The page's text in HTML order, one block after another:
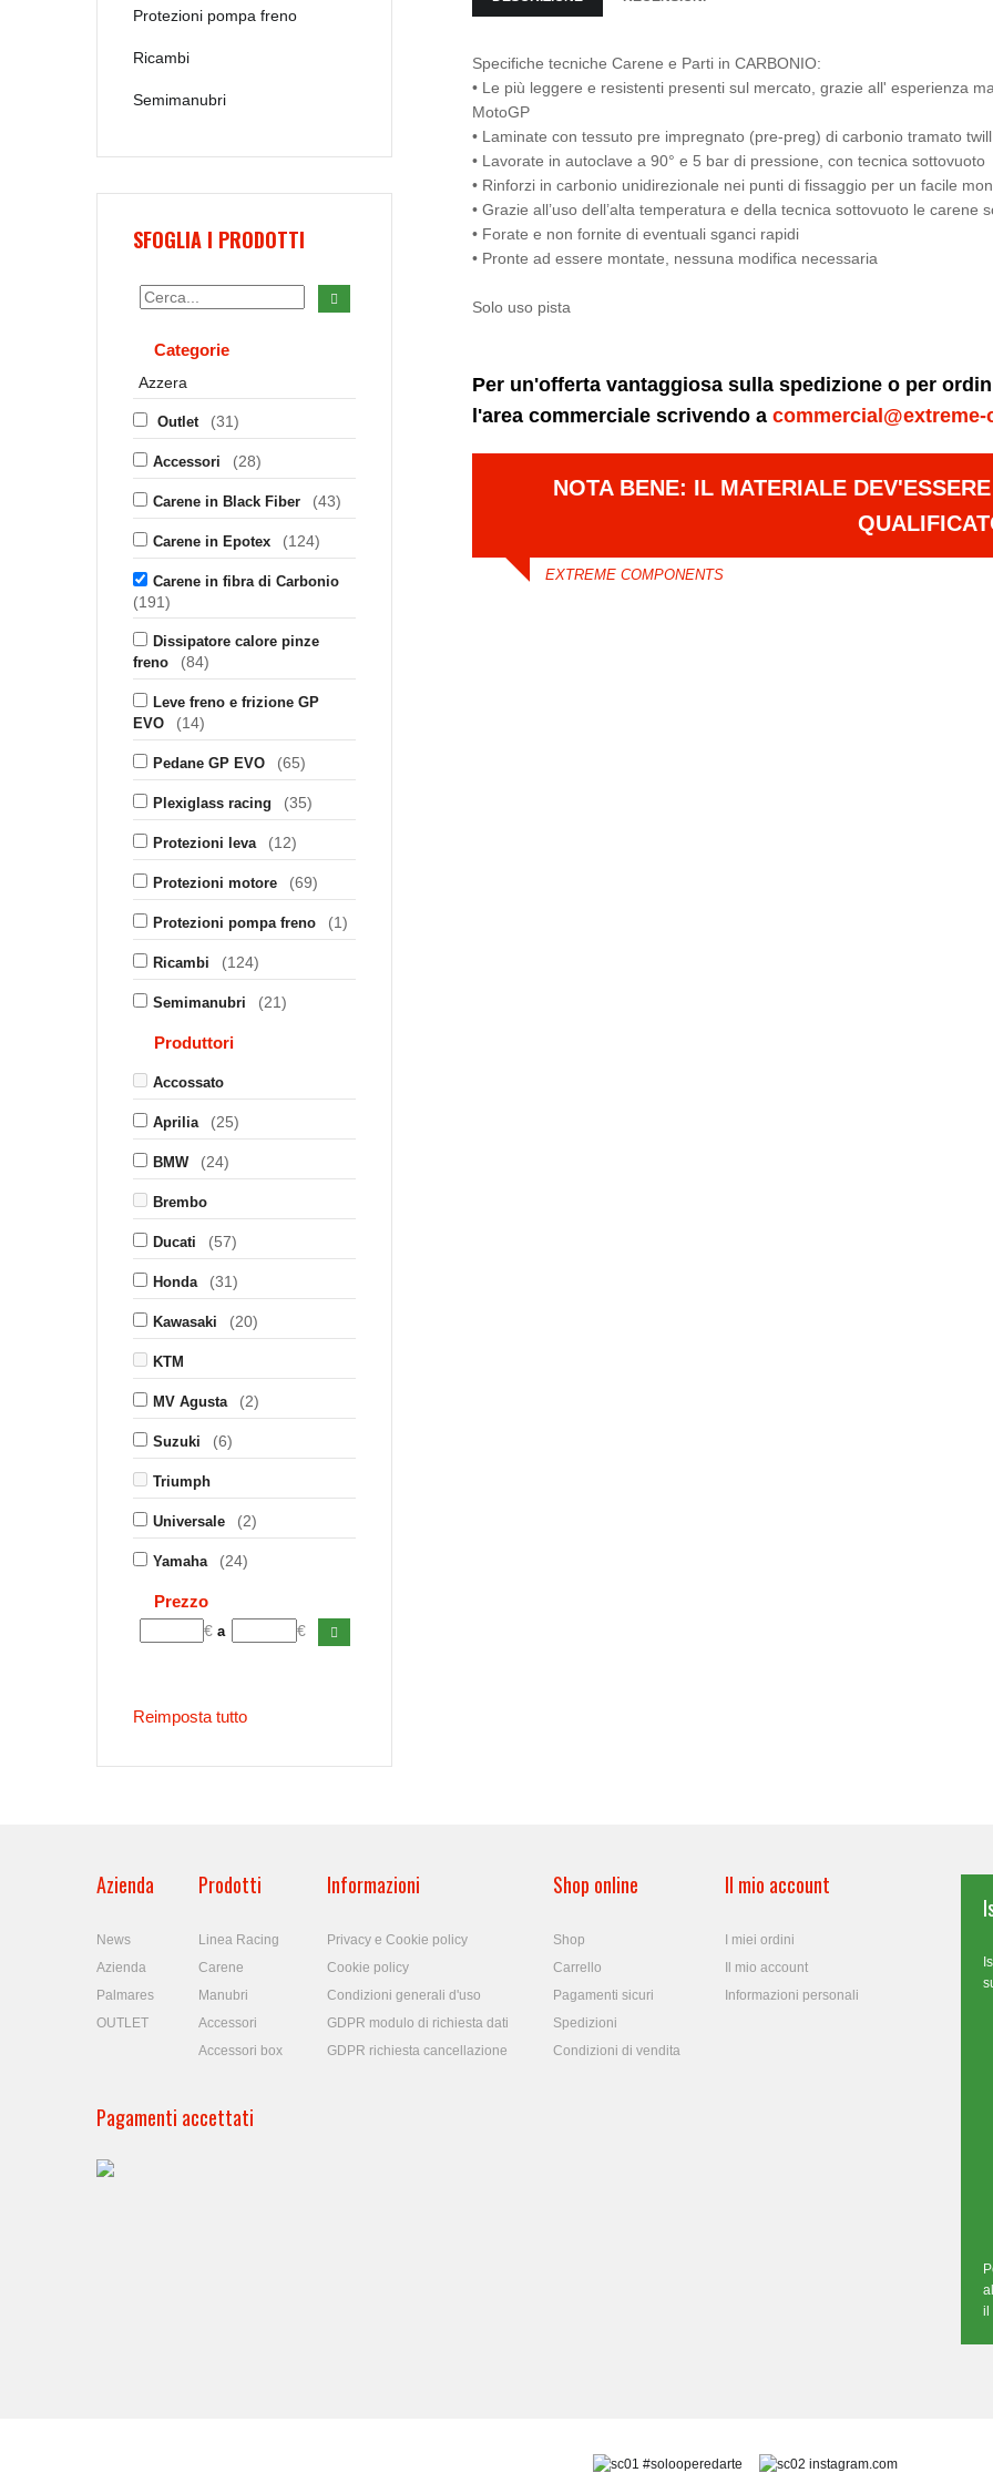
Specifiche tecniche Carene e Parti in CARBONIO:
• Le più leggere e resistenti presenti sul mercato, grazie all' esperienza
MotoGP
• Laminate con tessuto pre impregnato (pre-preg) di carbonio tramato
• Lavorate in autoclave a 90° e 5 bar di pressione, con tecnica sottovuoto
• Rinforzi in carbonio unidirezionale nei punti di fissaggio per un facile
• Grazie all’uso dell’alta temperatura e della tecnica sottovuoto le
• Forate e non fornite di eventuali sganci rapidi
• Pronte ad essere montate, nessuna modifica necessaria
Solo uso pista
Per un'offerta vantaggiosa sulla spedizione o per
l'area commerciale scrivendo a
NOTA BENE: IL MATERIALE
EXTREME COMPONENTS
Protezioni pompa freno
Ricambi
Semimanubri
SFOGLIA I PRODOTTI
Categorie
Azzera
Outlet (31)
Accessori (28)
Carene in Black Fiber (43)
Carene in Epotex (124)
Carene in fibra di Carbonio
(191)
Dissipatore calore pinze
freno
(84)
Leve freno e frizione GP
EVO
(14)
Pedane GP EVO (65)
Plexiglass racing (35)
Protezioni leva (12)
Protezioni motore (69)
Protezioni pompa freno (1)
Ricambi (124)
Semimanubri (21)
Produttori
Accossato
Aprilia (25)
BMW (24)
Brembo
Ducati (57)
Honda (31)
Kawasaki (20)
KTM
MV Agusta (2)
Suzuki (6)
Triumph
Universale (2)
Yamaha (24)
Prezzo
€a €
Reimposta tutto
Azienda
News
Azienda
Palmares
OUTLET
Prodotti
Linea Racing
Carene
Manubri
Accessori
Accessori box
Informazioni
Privacy e Cookie policy
Cookie policy
Condizioni generali d'uso
GDPR modulo di richiesta dati
GDPR richiesta cancellazione
Shop online
Shop
Carrello
Pagamenti sicuri
Spedizioni
Condizioni di vendita
Il mio account
I miei ordini
Il mio account
Informazioni personali
Pagamenti accettati
il
#solooperedarte instagram.com